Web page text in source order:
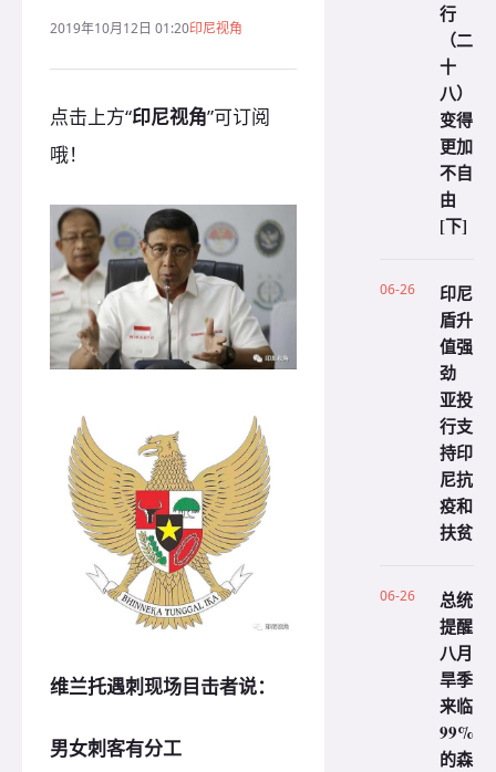
2019年10月12日 01:20印尼视角
点击上方“印尼视角”可订阅
哦！
维兰托遇刺现场目击者说：
男女刺客有分工
行
（二
十
八）
变得
更加
不自
由
[下]
06-26
印尼
盾升
值强
劲
亚投
行支
持印
尼抗
疫和
扶贫
06-26
总统
提醒
八月
旱季
来临
99%
的森